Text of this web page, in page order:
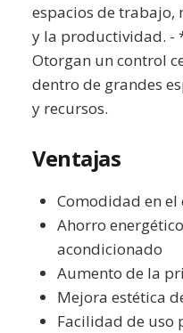
espacios de
y la productividad. -
Otorgan un control
dentro de grandes
y recursos.
Ventajas
Comodidad en
Ahorro
acondicionado
Aumento de la
Mejora estética
Facilidad de uso